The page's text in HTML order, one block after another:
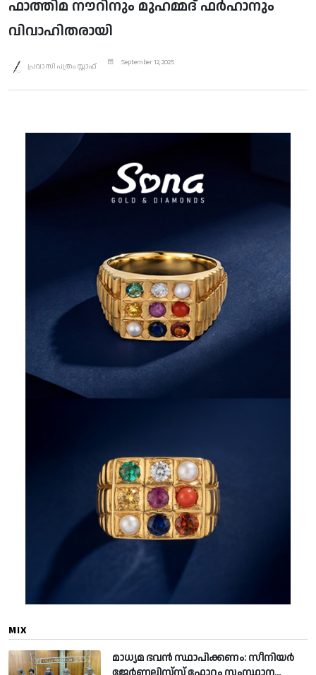
ഫാത്തിമ നൗറിനും മുഹമ്മദ് ഫര്‍ഹാനും
വിവാഹിതരായി
പ്രവാസി പത്രം സ്റ്റാഫ് September 12, 2025
MIX
മാധ്യമ ഭവന്‍ സ്ഥാപിക്കണം: സീനിയര്‍